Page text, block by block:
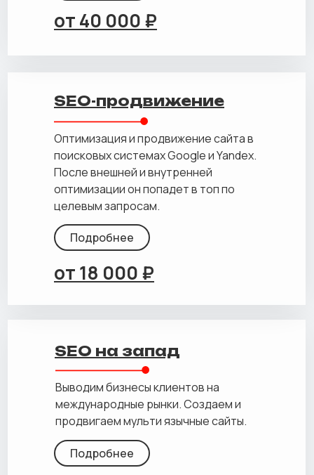
SEO на запад
Выводим бизнесы клиентов на
международные рынки. Создаем и
продвигаем мульти язычные сайты.
Подробнее
от 18 000 ₽
SEO-продвижение
Оптимизация и продвижение сайта в
поисковых системах Google и Yandex.
После внешней и внутренней
оптимизации он попадет в топ по
целевым запросам.
Подробнее
от 40 000 ₽